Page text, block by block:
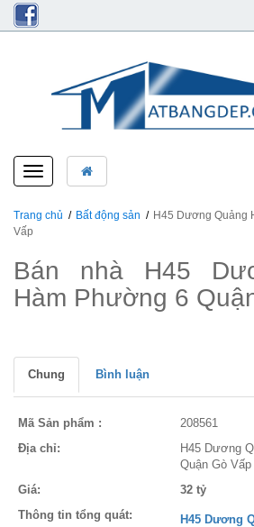
Toggle
navigation
Trang chủ Bất động sản
H45 Dương Quảng
Vấp
Bán nhà H45
Hàm Phường 6
Chung Bình luận
Mã Sản phẩm :
208561
Địa chỉ:
H45 Dương
Quận Gò Vấp
Giá:
32 tỷ
Thông tin tổng quát:
H45 Dương